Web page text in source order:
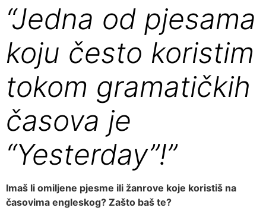
“Jedna od pjesama
koju često koristim
tokom gramatičkih
časova je
“Yesterday”!”
Imaš li omiljene pjesme ili žanrove koje koristiš na
časovima engleskog? Zašto baš te?